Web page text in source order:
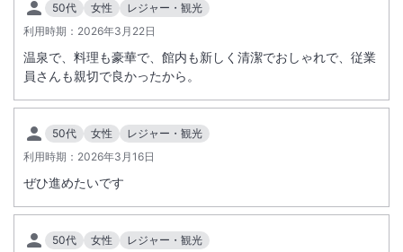
アレルギーの有無を事前にご連絡ください（ご人数、お出汁、つなぎの
使用の可否もご確認ください）
50代 女性
レジャー・観光
利用時期： 2026年3月22日
温泉で、料理も豪華で、館内も新しく清潔でおしゃれで、従業
員さんも親切で良かったから。
50代 女性
レジャー・観光
利用時期： 2026年3月16日
ぜひ進めたいです
50代 女性
レジャー・観光